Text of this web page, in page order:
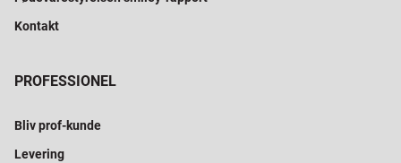
Kontakt
PROFESSIONEL
Bliv prof-kunde
Levering